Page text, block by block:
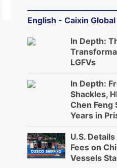
English - Caixin Global
In Depth:
LGFVs
In Depth:
Shackles,
Chen Feng
Years in
U.S.
Fees on
Vessels